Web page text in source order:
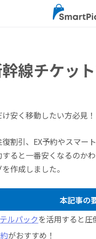
線チケッ
安く移動したい方必見！
割引、EX予約やスマー
ると一番安くなるのか
作成しました。
本記事の
ルパックを活用すると圧
がおすすめ！